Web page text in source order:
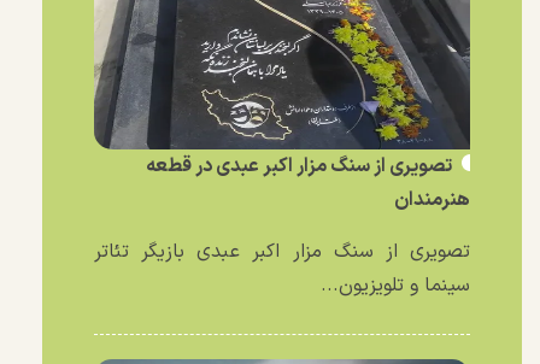
تصویری از سنگ مزار اکبر عبدی در قطعه
هنرمندان
تصویری از سنگ مزار اکبر عبدی بازیگر تئاتر
سینما و تلویزیون...